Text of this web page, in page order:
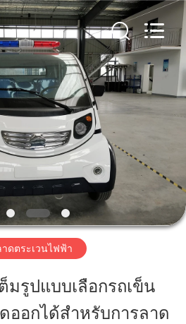
าดตระเวนไฟฟ้า
มรูปแบบเลือกรถเข็น
ออกได้สำหรับการลาด